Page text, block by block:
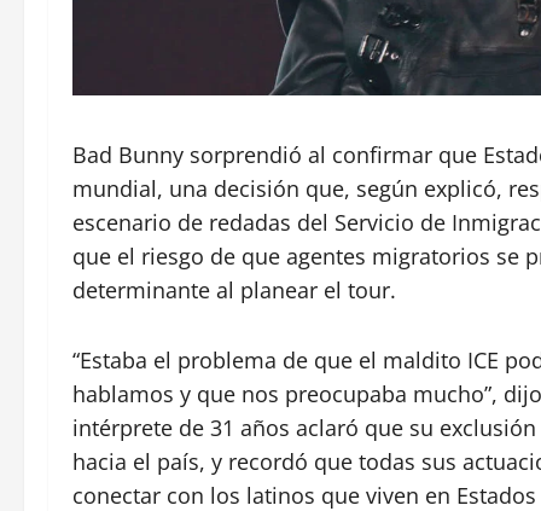
Bad Bunny sorprendió al confirmar que
mundial, una decisión que, según explicó,
escenario de redadas del Servicio de
que el riesgo de que agentes migratorios se
determinante al planear el tour.
“Estaba el problema de que el maldito ICE
hablamos y que nos preocupaba mucho”,
intérprete de 31 años aclaró que su
hacia el país, y recordó que todas sus
conectar con los latinos que viven en Estados